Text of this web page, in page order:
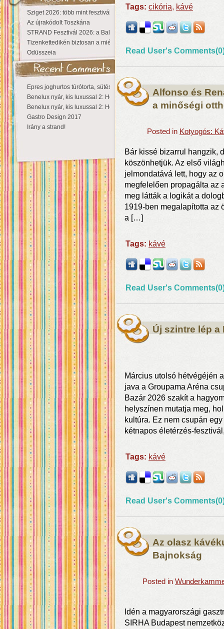
Sziget 2026: több mint fesztivál, egy városnyi élmény
Az újrakódolt Toszkána
STRAND Fesztivál 2026: a Balaton partján a nyár még tart!
Tizenkettedikén biztosan a miénk a Sziget!
Odüsszeia
Epres joghurtos túrótorta, sütés nélkül
Benelux nyár, kis luxussal 2: Hollandia
Benelux nyár, kis luxussal 2: Hollandia
Gastro Design 2017
Irány a strand!
Tags: cikória, kávé
Read User's
Alfonso és
a minőségi
Posted in Kotyogós:
Bár kissé bizarrul hangzik,
köszönhetjük. Az első
jelmondatává lett, hogy az
megfelelően propagálta az
meg látták a logikát a
1919-ben megalapította az
a […]
Tags: kávé
Read User's
Új szintre lép a
Március utolsó hétvégéjén
java a Groupama Aréna
Bazár 2026 szakít a
helyszínen mutatja meg,
kultúra. Ez nem csupán
kétnapos életérzés-
Tags: kávé
Read User's
Az olasz
Bajnokság
Posted in
Idén a magyarországi
SIRHA Budapest